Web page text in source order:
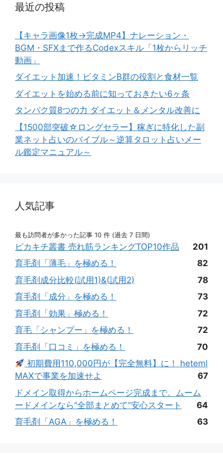
最近の投稿
【キャラ画像1枚→完成MP4】ナレーション・
BGM・SFXまで作るCodexスキル「1枚からリッチ
動画」
ダイエット加速！ビタミンB群の役割と食材一覧
ダイエットを始める前に知っておきたい6ヶ条
タンパク質8つの力 ダイエット＆メンタル改善に
【1500部突破☆ロングセラー】稼ぎに特化した副
業ネット占いのバイブル～逆算タロット占いメー
ル鑑定マニュアル～
人気記事
最も訪問者が多かった記事 10 件 (過去 7 日間)
ピカキチ叢書 売れ筋ランキングTOP10作品
201
育毛剤「薄毛」を極める！
82
育毛剤成分比較(試用1)&(試用2)
78
育毛剤「成分」を極める！
73
育毛剤「効果」極める！
72
育毛「シャンプー」を極める！
72
育毛剤「口コミ」を極める！
70
初期費用110,000円が【完全無料】に！ heteml
MAXで事業を加速せよ
67
ドメイン取得からホームページ完成まで。ムーム
ードメインなら“全部まとめて”安心スタート
64
育毛剤「AGA」を極める！
63